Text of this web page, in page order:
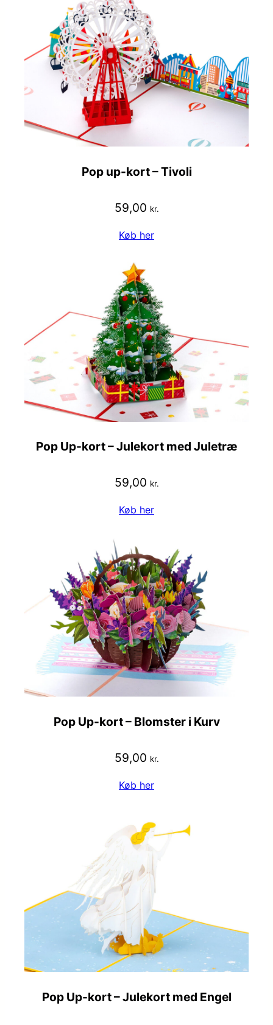
Pop up-kort – Tivoli
59,00 kr.
Køb her
Pop Up-kort – Julekort med Juletræ
59,00 kr.
Køb her
Pop Up-kort – Blomster i Kurv
59,00 kr.
Køb her
Pop Up-kort – Julekort med Engel